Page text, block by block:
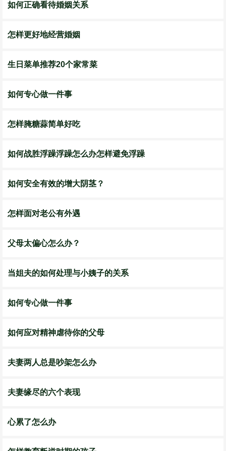
如何正确看待婚姻关系
怎样更好地经营婚姻
生日菜单推荐20个家常菜
如何专心做一件事
怎样腌糖蒜简单好吃
如何战胜浮躁浮躁怎么办怎样避免浮躁
如何安全有效的增大阴茎？
怎样面对老公有外遇
父母太偏心怎么办？
当姐夫的如何处理与小姨子的关系
如何专心做一件事
如何应对精神虐待你的父母
夫妻两人总是吵架怎么办
夫妻缘尽的六个表现
心累了怎么办